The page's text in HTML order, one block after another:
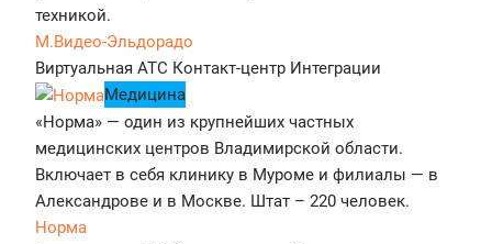
техникой.
М.Видео-Эльдорадо
Виртуальная АТС Контакт-центр Интеграции
Медицина
«Норма» — один из крупнейших частных
медицинских центров Владимирской области.
Включает в себя клинику в Муроме и филиалы — в
Александрове и в Москве. Штат – 220 человек.
Норма